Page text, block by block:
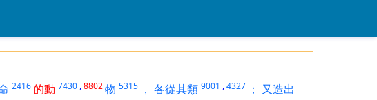
2416 的動 7430 ,8802物 5315 ， 各從其類 9001 ,4327 ； 又造出